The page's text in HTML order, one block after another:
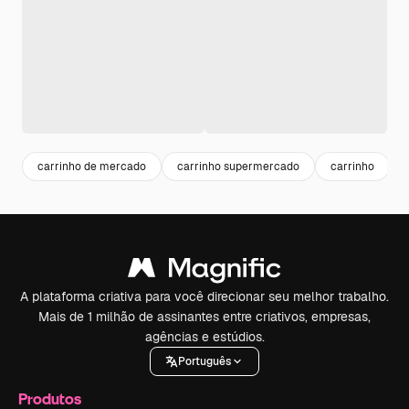
carrinho de mercado carrinho supermercado carrinho
A plataforma criativa para você direcionar seu melhor trabalho.
Mais de 1 milhão de assinantes entre criativos, empresas,
agências e estúdios.
Português
Produtos